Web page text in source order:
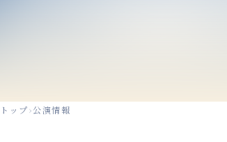
トップ›公演情報